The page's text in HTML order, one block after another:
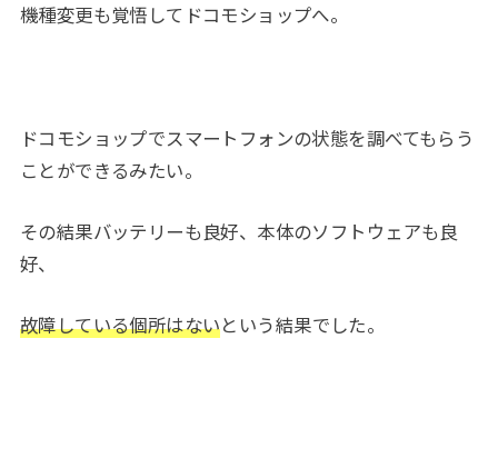
機種変更も覚悟してドコモショップへ。
ドコモショップでスマートフォンの状態を調べてもらう
ことができるみたい。
その結果バッテリーも良好、本体のソフトウェアも良
好、
故障している個所はないという結果でした。